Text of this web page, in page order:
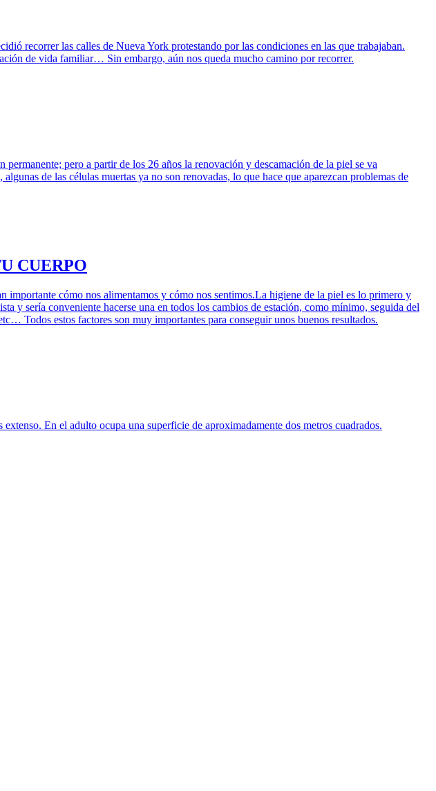
recorrer las calles de Nueva York protestando por las condiciones en las que trabajaban.
de vida familiar… Sin embargo, aún nos queda mucho camino por recorrer.
pero a partir de los 26 años la renovación y descamación de la piel se va
de las células muertas ya no son renovadas, lo que hace que aparezcan problemas de
CUERPO
cómo nos alimentamos y cómo nos sentimos.La higiene de la piel es lo primero y
y sería conveniente hacerse una en todos los cambios de estación, como mínimo, seguida del
Todos estos factores son muy importantes para conseguir unos buenos resultados.
En el adulto ocupa una superficie de aproximadamente dos metros cuadrados.